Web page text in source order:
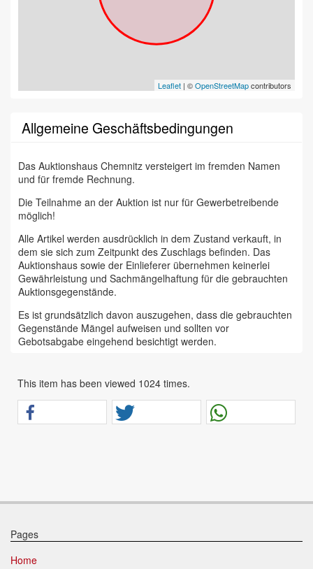
Leaflet | ©OpenStreetMapcontributors
Allgemeine Geschäftsbedingungen
Das Auktionshaus Chemnitz versteigert im fremden Namen
und für fremde Rechnung.
Die Teilnahme an der Auktion ist nur für Gewerbetreibende
möglich!
Alle Artikel werden ausdrücklich in dem Zustand verkauft, in
dem sie sich zum Zeitpunkt des Zuschlags befinden. Das
Auktionshaus sowie der Einlieferer übernehmen keinerlei
Gewährleistung und Sachmängelhaftung für die gebrauchten
Auktionsgegenstände.
Es ist grundsätzlich davon auszugehen, dass die gebrauchten
Gegenstände Mängel aufweisen und sollten vor
Gebotsabgabe eingehend besichtigt werden.
dass sämtliche zum Verkauf stehende Artikel ungeprüft sind.
Bei allen zum Verkauf stehenden Fahrzeugen und Maschinen
ist davon auszugehen, dass diese bereits einen nicht
unerheblichen Vorschaden erlitten haben.
Wir weisen eindringlich darauf hin, dass Gebote nur
einverstanden sind und diese bedingungslos akzeptieren.
This item has been viewed 1024 times.
Pages
Home